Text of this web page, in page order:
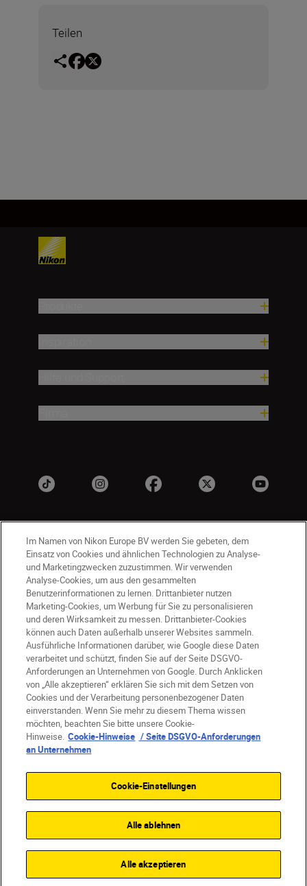
Teilen
DE Nikon Sites
Kontakt
Datenschutzhinweis
Nutzungsbedingungen
Geschäftsbedingungen des Nikon Stores
Cookie-Hinweise
Barrierefreiheit
Cookie-Einstellungen
© 2026 Nikon
Im Namen von Nikon Europe BV werden Sie gebeten, dem
Einsatz von Cookies und ähnlichen Technologien zu Analyse-
und Marketingzwecken zuzustimmen. Wir verwenden
Analyse-Cookies, um aus den gesammelten
Benutzerinformationen zu lernen. Drittanbieter nutzen
Marketing-Cookies, um Werbung für Sie zu personalisieren
und deren Wirksamkeit zu messen. Drittanbieter-Cookies
können auch Daten außerhalb unserer Websites sammeln.
Ausführliche Informationen darüber, wie Google diese Daten
verarbeitet und schützt, finden Sie auf der Seite DSGVO-
Anforderungen an Unternehmen von Google. Durch Anklicken
von „Alle akzeptieren“ erklären Sie sich mit dem Setzen von
Cookies und der Verarbeitung personenbezogener Daten
einverstanden. Wenn Sie mehr zu diesem Thema wissen
möchten, beachten Sie bitte unsere Cookie-
Hinweise. Cookie-Hinweise / Seite DSGVO-Anforderungen
an Unternehmen
Cookie-Einstellungen
Alle ablehnen
Alle akzeptieren